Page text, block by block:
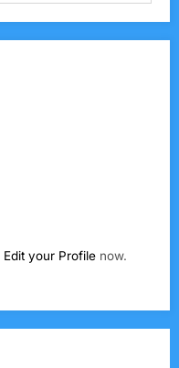
Edit your Profile now.